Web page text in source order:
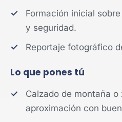
Formación inicial
y seguridad.
Reportaje fotográfico
Lo que pones tú
Calzado de montaña o
aproximación con